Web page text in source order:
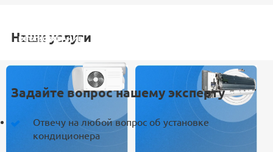
Наши услуги
УСТАНОВКА
ОБСЛУЖИВАНИЕ
Задайте вопрос нашему эксперту
Отвечу на любой вопрос об установке
кондиционера